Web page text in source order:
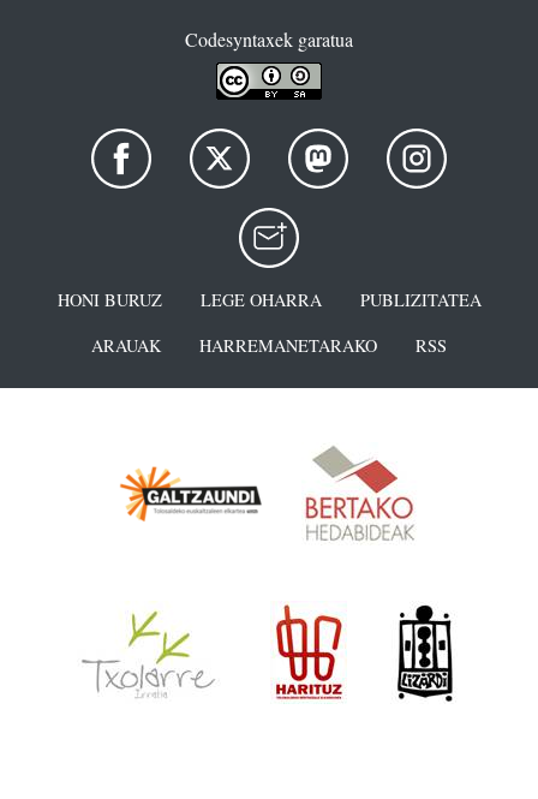
Codesyntaxek garatua
HONI BURUZ LEGE OHARRA
PUBLIZITATEA
ARAUAK
HARREMANETARAKO RSS